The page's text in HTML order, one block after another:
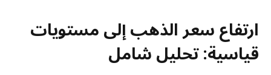
ارتفاع سعر الذهب إلى مستويات
قياسية: تحليل شامل